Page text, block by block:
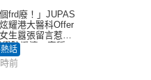
個frd廢！」JUPAS
耀港大醫科Offer
生囂張留言惹眾
院澄清：宣稱
分獲錄取」不符事
叮
話
前